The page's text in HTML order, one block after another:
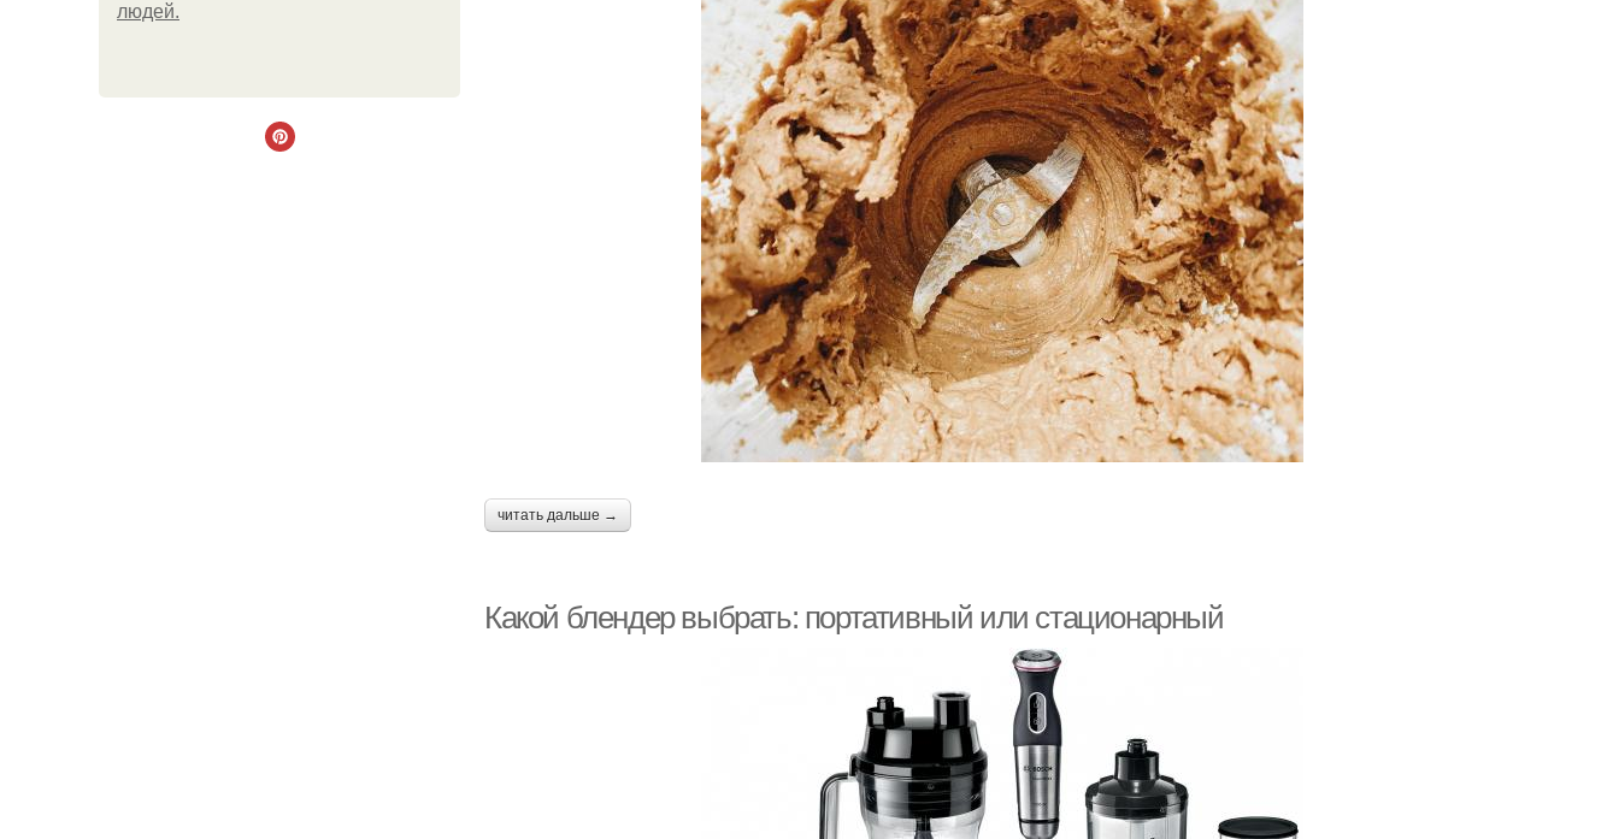
людей.
читать дальше →
Какой блендер выбрать: портативный или стационарный